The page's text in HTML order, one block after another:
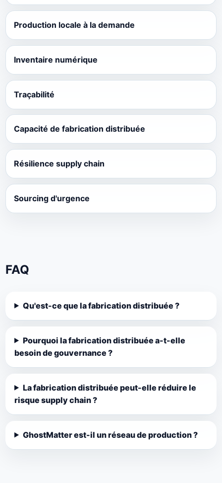
Production locale à la demande
Inventaire numérique
Traçabilité
Capacité de fabrication distribuée
Résilience supply chain
Sourcing d'urgence
FAQ
Qu'est-ce que la fabrication distribuée ?
Pourquoi la fabrication distribuée a-t-elle
besoin de gouvernance ?
La fabrication distribuée peut-elle réduire le
risque supply chain ?
GhostMatter est-il un réseau de production ?